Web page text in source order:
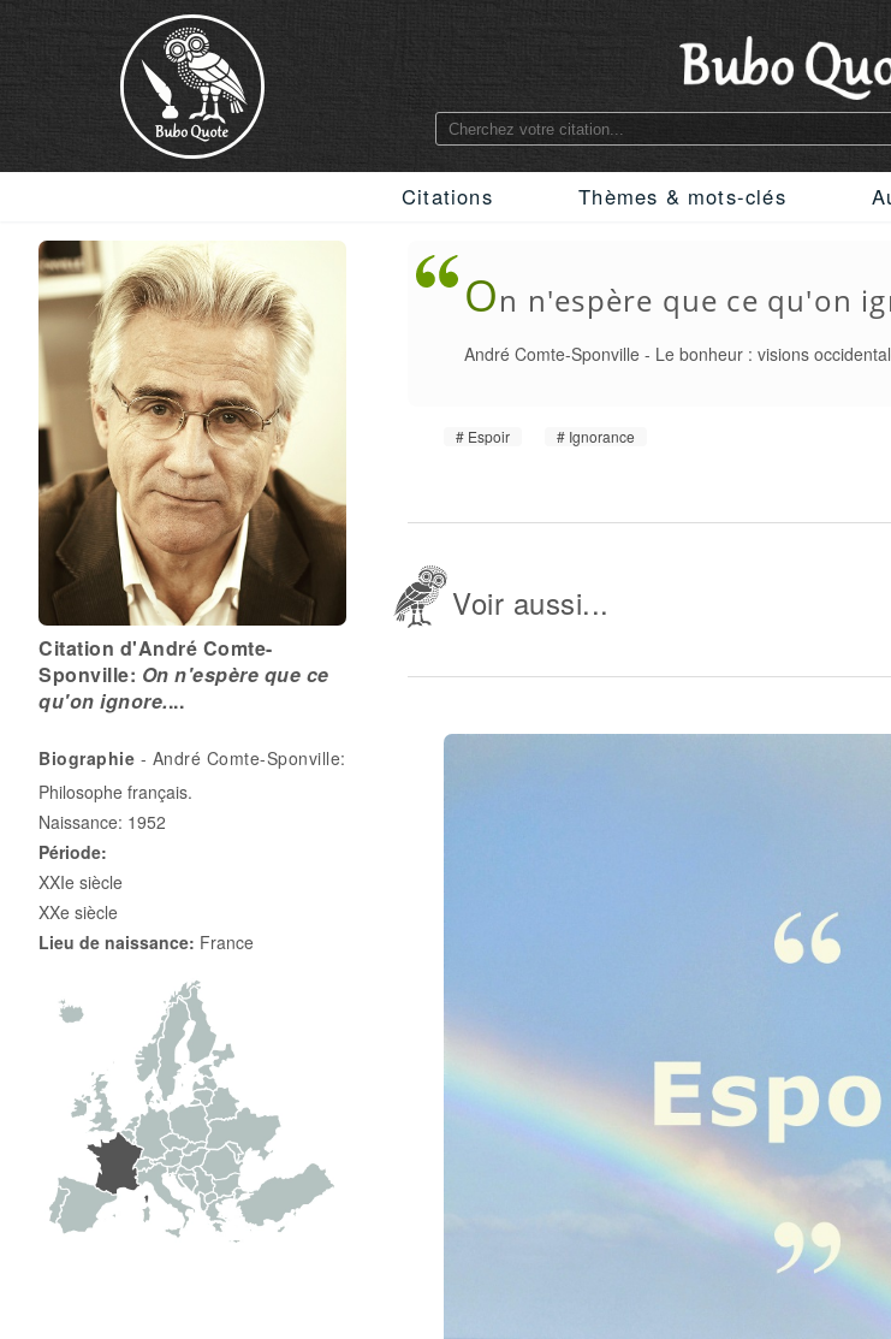
Citations Thèmes & mots-clés
Citation d'André Comte-
Sponville: On n'espère que ce
qu'on ignore....
Biographie - André Comte-Sponville:
Philosophe français.
Naissance: 1952
Période:
XXIe siècle
XXe siècle
Lieu de naissance: France
On n'espère que ce qu'on
André Comte-Sponville - Le bonheur : visions
Espoir Ignorance
Voir aussi...